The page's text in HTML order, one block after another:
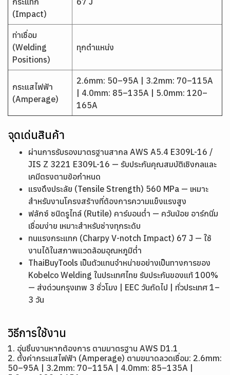
(Impact)
ท่าเชื่อม
(Welding
Positions)
ทุกตำแหน่ง
กระแสไฟฟ้า
(Amperage)
2.6mm: 50–95A | 3.2mm: 70–115A
| 4.0mm: 85–135A | 5.0mm: 120–
165A
จุดเด่นสินค้า
ผ่านการรับรองมาตรฐานสากล AWS A5.4 E309L-16 /
JIS Z 3221 E309L-16 — รับประกันคุณสมบัติเชิงกลและ
เคมีตรงตามข้อกำหนด
แรงดึงประลัย (Tensile Strength) 560 MPa — เหมาะ
สำหรับงานโครงสร้างที่ต้องการความแข็งแรงสูง
ฟลักซ์ ชนิดรูไทล์ (Rutile) คาร์บอนต่ำ — ควันน้อย อาร์กนิ่ม
เชื่อมง่าย เหมาะสำหรับช่างทุกระดับ
ทนแรงกระแทก (Charpy V-notch Impact) 67 J — ใช้
งานได้ในสภาพแวดล้อมอุณหภูมิต่ำ
ThaiBuyTools เป็นตัวแทนจำหน่ายอย่างเป็นทางการของ
Kobelco Welding ในประเทศไทย รับประกันของแท้ 100%
— ส่งด่วนกรุงเทพ 3 ชั่วโมง | EEC วันถัดไป | ทั่วประเทศ 1–
3 วัน
วิธีการใช้งาน
1. อุ่นชิ้นงานหากต้องการ ตามมาตรฐาน AWS D1.1
2. ตั้งค่ากระแสไฟฟ้า (Amperage) ตามขนาดลวดเชื่อม: 2.6mm:
50–95A | 3.2mm: 70–115A | 4.0mm: 85–135A |